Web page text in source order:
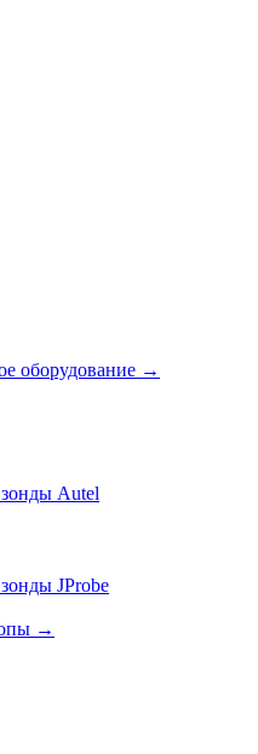
оборудование →
Autel
JProbe
→